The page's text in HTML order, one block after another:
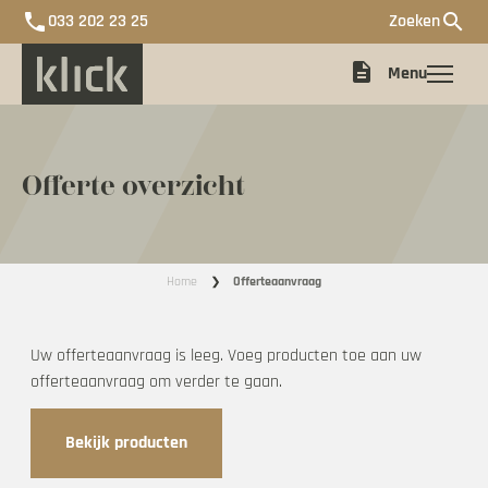
phone 033 202 23 25 Zoekensearch
Offerte
De Ontwerpboer X Klick
description Menu
Offerte overzicht
Home Offerteaanvraag
Uw offerteaanvraag is leeg. Voeg producten toe aan uw
offerteaanvraag om verder te gaan.
Bekijk producten